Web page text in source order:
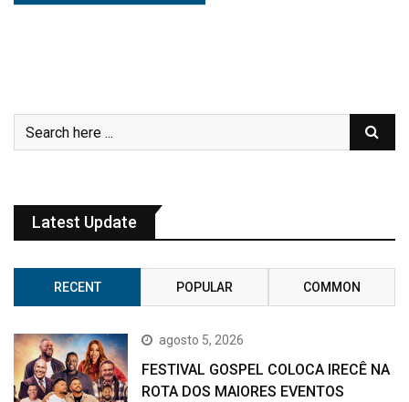
Latest Update
RECENT POPULAR COMMON
agosto 5, 2026
FESTIVAL GOSPEL COLOCA IRECÊ NA
ROTA DOS MAIORES EVENTOS